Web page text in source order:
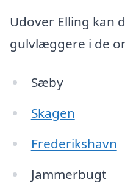
Udover Elling kan
gulvlæggere i de
Sæby
Skagen
Frederikshavn
Jammerbugt